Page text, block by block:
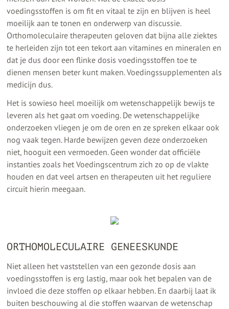
voedingsstoffen is om fit en vitaal te zijn en blijven is heel
moeilijk aan te tonen en onderwerp van discussie.
Orthomoleculaire therapeuten geloven dat bijna alle ziektes
te herleiden zijn tot een tekort aan vitamines en mineralen en
dat je dus door een flinke dosis voedingsstoffen toe te
dienen mensen beter kunt maken. Voedingssupplementen als
medicijn dus.
Het is sowieso heel moeilijk om wetenschappelijk bewijs te
leveren als het gaat om voeding. De wetenschappelijke
onderzoeken vliegen je om de oren en ze spreken elkaar ook
nog vaak tegen. Harde bewijzen geven deze onderzoeken
niet, hooguit een vermoeden. Geen wonder dat officiële
instanties zoals het Voedingscentrum zich zo op de vlakte
houden en dat veel artsen en therapeuten uit het reguliere
circuit hierin meegaan.
ORTHOMOLECULAIRE GENEESKUNDE
Niet alleen het vaststellen van een gezonde dosis aan
voedingsstoffen is erg lastig, maar ook het bepalen van de
invloed die deze stoffen op elkaar hebben. En daarbij laat ik
buiten beschouwing al die stoffen waarvan de wetenschap